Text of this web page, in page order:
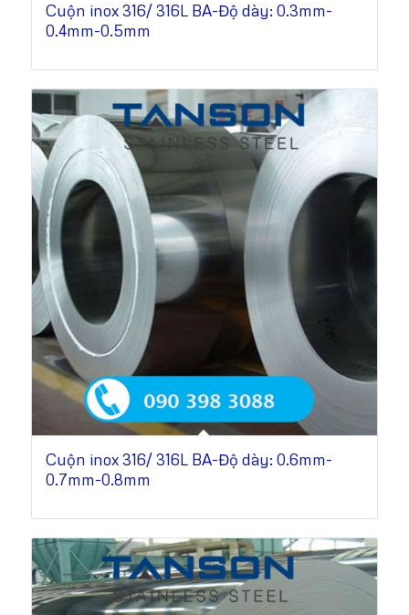
Cuộn inox 316/ 316L BA-Độ dày: 0.3mm-
0.4mm-0.5mm
Cuộn inox 316/ 316L BA-Độ dày: 0.6mm-
0.7mm-0.8mm